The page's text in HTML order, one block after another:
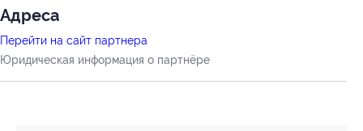
Адресa
Перейти на сайт партнера
Юридическая информация о партнёре